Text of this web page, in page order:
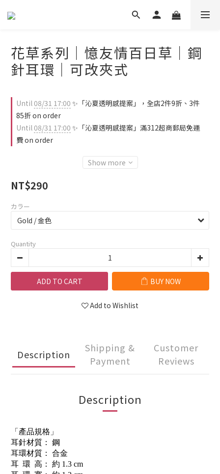
花草系列｜憶友情百日草｜鋼
針耳環｜可改夾式
Until08/31 17:00 ✨「沁夏透明感提案」，全店2件9折、3件
85折 on order
Until08/31 17:00 ✨「沁夏透明感提案」滿312超商郵局免運
費 on order
Show more
NT$290
カラー
Quantity
ADD TO CART BUY NOW
Add to Wishlist
Description
Shipping &
Payment
Customer
Reviews
Description
「產品規格」
耳針材質： 鋼
耳環材質： 合金
耳 環 高： 約 1.3 cm